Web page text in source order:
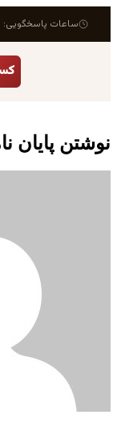
ساعات پاسخگویی: همه‌روزه ۸
نوشتن پایان